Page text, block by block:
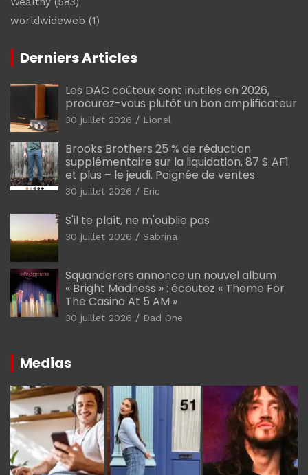
worldwideweb (1)
Derniers Articles
Les DAC coûteux sont inutiles en 2026,
procurez-vous plutôt un bon amplificateur
30 juillet 2026 Lionel
Brooks Brothers 25 % de réduction
supplémentaire sur la liquidation, 87 $ AF1
et plus – le jeudi. Poignée de ventes
30 juillet 2026 Eric
S'il te plaît, ne m'oublie pas
30 juillet 2026 Sabrina
Squanderers annonce un nouvel album
« Bright Madness » : écoutez « Theme For
The Casino At 5 AM »
30 juillet 2026 Dad One
Medias